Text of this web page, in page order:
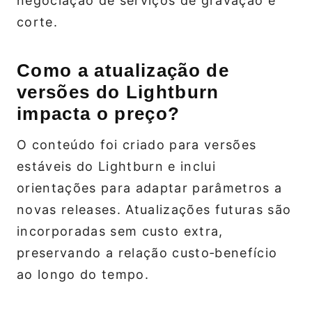
corte.
Como a atualização de
versões do Lightburn
impacta o preço?
O conteúdo foi criado para versões
estáveis do Lightburn e inclui
orientações para adaptar parâmetros a
novas releases. Atualizações futuras são
incorporadas sem custo extra,
preservando a relação custo‑benefício
ao longo do tempo.